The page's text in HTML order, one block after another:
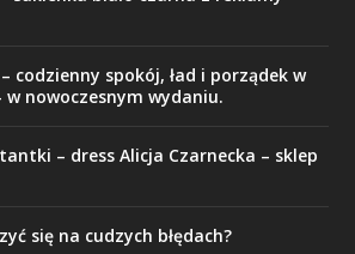
codzienny spokój, ład i porządek w
nowoczesnym wydaniu.
– dress Alicja Czarnecka – sklep
się na cudzych błędach?